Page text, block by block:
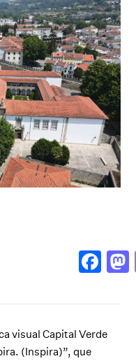
visual Capital Verde
(Inspira)”, que